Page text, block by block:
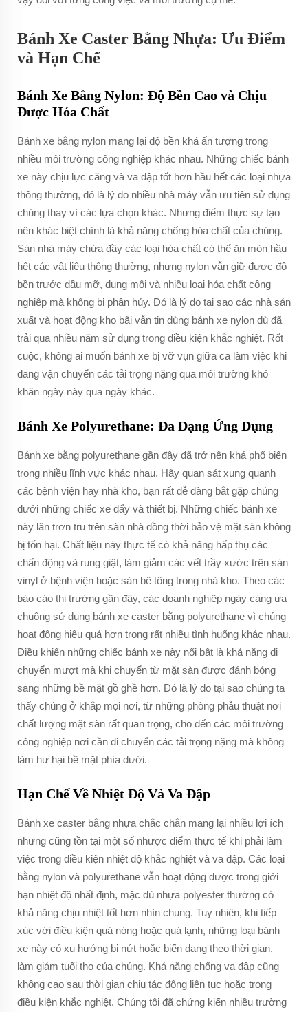
Bánh Xe Caster Bằng Nhựa: Ưu Điểm
và Hạn Chế
Bánh Xe Bằng Nylon: Độ Bền Cao và Chịu
Được Hóa Chất
Bánh xe bằng nylon mang lại độ bền khá ấn tượng trong
nhiều môi trường công nghiệp khác nhau. Những chiếc bánh
xe này chịu lực căng và va đập tốt hơn hầu hết các loại nhựa
thông thường, đó là lý do nhiều nhà máy vẫn ưu tiên sử dụng
chúng thay vì các lựa chọn khác. Nhưng điểm thực sự tạo
nên khác biệt chính là khả năng chống hóa chất của chúng.
Sàn nhà máy chứa đầy các loại hóa chất có thể ăn mòn hầu
hết các vật liệu thông thường, nhưng nylon vẫn giữ được độ
bền trước dầu mỡ, dung môi và nhiều loại hóa chất công
nghiệp mà không bị phân hủy. Đó là lý do tại sao các nhà sản
xuất và hoạt động kho bãi vẫn tin dùng bánh xe nylon dù đã
trải qua nhiều năm sử dụng trong điều kiện khắc nghiệt. Rốt
cuộc, không ai muốn bánh xe bị vỡ vụn giữa ca làm việc khi
đang vận chuyển các tải trọng nặng qua môi trường khó
khăn ngày này qua ngày khác.
Bánh Xe Polyurethane: Đa Dạng Ứng Dụng
Bánh xe bằng polyurethane gần đây đã trở nên khá phổ biến
trong nhiều lĩnh vực khác nhau. Hãy quan sát xung quanh
các bệnh viện hay nhà kho, bạn rất dễ dàng bắt gặp chúng
dưới những chiếc xe đẩy và thiết bị. Những chiếc bánh xe
này lăn trơn tru trên sàn nhà đồng thời bảo vệ mặt sàn không
bị tổn hại. Chất liệu này thực tế có khả năng hấp thụ các
chấn động và rung giật, làm giảm các vết trầy xước trên sàn
vinyl ở bệnh viện hoặc sàn bê tông trong nhà kho. Theo các
báo cáo thị trường gần đây, các doanh nghiệp ngày càng ưa
chuộng sử dụng bánh xe caster bằng polyurethane vì chúng
hoạt động hiệu quả hơn trong rất nhiều tình huống khác nhau.
Điều khiến những chiếc bánh xe này nổi bật là khả năng di
chuyển mượt mà khi chuyển từ mặt sàn được đánh bóng
sang những bề mặt gồ ghề hơn. Đó là lý do tại sao chúng ta
thấy chúng ở khắp mọi nơi, từ những phòng phẫu thuật nơi
chất lượng mặt sàn rất quan trọng, cho đến các môi trường
công nghiệp nơi cần di chuyển các tải trọng nặng mà không
làm hư hại bề mặt phía dưới.
Hạn Chế Về Nhiệt Độ Và Va Đập
Bánh xe caster bằng nhựa chắc chắn mang lại nhiều lợi ích
nhưng cũng tồn tại một số nhược điểm thực tế khi phải làm
việc trong điều kiện nhiệt độ khắc nghiệt và va đập. Các loại
bằng nylon và polyurethane vẫn hoạt động được trong giới
hạn nhiệt độ nhất định, mặc dù nhựa polyester thường có
khả năng chịu nhiệt tốt hơn nhìn chung. Tuy nhiên, khi tiếp
xúc với điều kiện quá nóng hoặc quá lạnh, những loại bánh
xe này có xu hướng bị nứt hoặc biến dạng theo thời gian,
làm giảm tuổi thọ của chúng. Khả năng chống va đập cũng
không cao sau thời gian chịu tác động liên tục hoặc trong
điều kiện khắc nghiệt. Chúng tôi đã chứng kiến nhiều trường